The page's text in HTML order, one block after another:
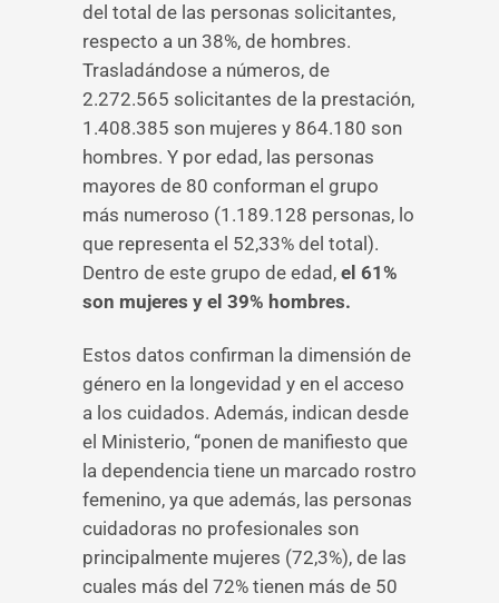
del total de las personas solicitantes,
respecto a un 38%, de hombres.
Trasladándose a números, de
2.272.565 solicitantes de la prestación,
1.408.385 son mujeres y 864.180 son
hombres. Y por edad, las personas
mayores de 80 conforman el grupo
más numeroso (1.189.128 personas, lo
que representa el 52,33% del total).
Dentro de este grupo de edad, el 61%
son mujeres y el 39% hombres.
Estos datos confirman la dimensión de
género en la longevidad y en el acceso
a los cuidados. Además, indican desde
el Ministerio, “ponen de manifiesto que
la dependencia tiene un marcado rostro
femenino, ya que además, las personas
cuidadoras no profesionales son
principalmente mujeres (72,3%), de las
cuales más del 72% tienen más de 50